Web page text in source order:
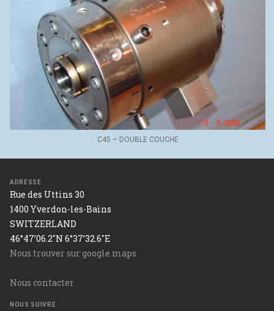
C45 – DOUBLE COUCHE
ADRESSE
Rue des Uttins 30
1400 Yverdon-les-Bains
SWITZERLAND
46°47’06.2"N 6°37’32.6"E
Nous trouver sur google maps
Nous contacter
NOUS SUIVRE